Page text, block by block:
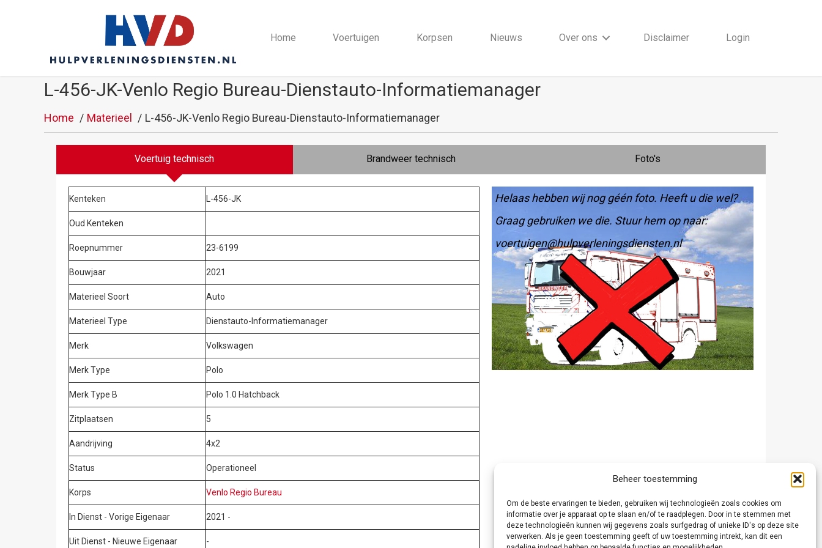
Beheer toestemming
Om de beste ervaringen te bieden, gebruiken wij technologieën zoals cookies om
informatie over je apparaat op te slaan en/of te raadplegen. Door in te stemmen met
deze technologieën kunnen wij gegevens zoals surfgedrag of unieke ID's op deze site
verwerken. Als je geen toestemming geeft of uw toestemming intrekt, kan dit een
Home Voertuigen Korpsen Nieuws Over ons Disclaimer Login
L-456-JK-Venlo Regio Bureau-Dienstauto-Informatiemanager
Home Materieel L-456-JK-Venlo Regio Bureau-Dienstauto-Informatiemanager
Voertuig technisch Brandweer technisch Foto's
Kenteken L-456-JK
Oud Kenteken
Roepnummer 23-6199
Bouwjaar 2021
Materieel Soort Auto
Materieel Type Dienstauto-Informatiemanager
Merk Volkswagen
Merk Type Polo
Merk Type B Polo 1.0 Hatchback
Zitplaatsen 5
Aandrijving 4x2
Status Operationeel
Korps Venlo Regio Bureau
In Dienst - Vorige Eigenaar 2021 -
Uit Dienst - Nieuwe Eigenaar -
Helaas hebben wij nog géén foto. Heeft u die wel?
Graag gebruiken we die. Stuur hem op naar:
voertuigen@hulpverleningsdiensten.nl